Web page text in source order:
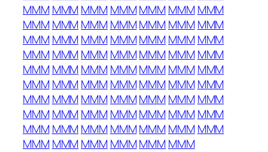
MMM MMMMMMMMMMMMMMM MMM
MMM MMMMMMMMMMMMMMM MMM
MMM MMMMMMMMMMMMMMM MMM
MMM MMMMMMMMMMMMMMM MMM
MMM MMMMMMMMMMMMMMM MMM
MMM MMMMMMMMMMMMMMM MMM
MMM MMMMMMMMMMMMMMM MMM
MMM MMMMMMMMMMMMMMM MMM
MMM MMMMMMMMMMMMMMM MMM
MMM MMMMMMMMMMMMMMM